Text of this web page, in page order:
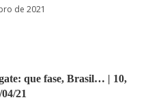
de 2021
que fase, Brasil… | 10,
21